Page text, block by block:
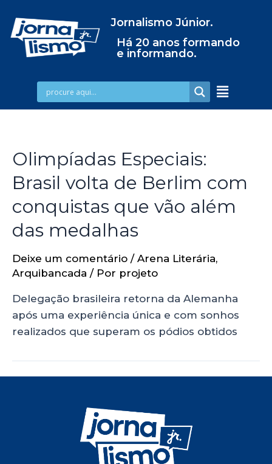
Jornalismo Júnior.
Há 20 anos formando
e informando.
Olimpíadas Especiais:
Brasil volta de Berlim com
conquistas que vão além
das medalhas
Deixe um comentário / Arena Literária,
Arquibancada / Por projeto
Delegação brasileira retorna da Alemanha
após uma experiência única e com sonhos
realizados que superam os pódios obtidos